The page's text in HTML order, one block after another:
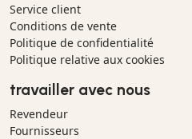
Service client
Conditions de vente
Politique de confidentialité
Politique relative aux cookies
travailler avec nous
Revendeur
Fournisseurs